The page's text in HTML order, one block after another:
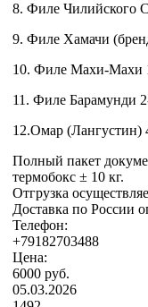
8. Филе Чилийского
9. Филе Хамачи
10. Филе Махи-Махи
11. Филе Барамунди
12.Омар (Лангустин)
Полный пакет
термобокс ± 10 кг.
Отгрузка
Доставка по России
Телефон:
+79182703488
Цена:
6000 руб.
05.03.2026